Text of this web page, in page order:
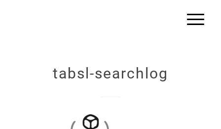
tabsl-searchlog